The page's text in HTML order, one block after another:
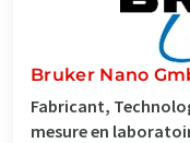
Bruker Nano
Fabricant,
mesure en